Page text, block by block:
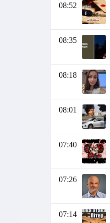
08:52
08:35
08:18
08:01
07:40
07:26
07:14